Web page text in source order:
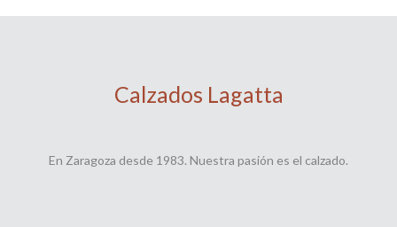
Calzados Lagatta
En Zaragoza desde 1983. Nuestra pasión es el calzado.